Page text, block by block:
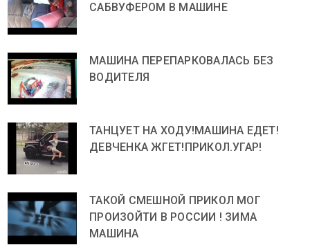
САБВУФЕРОМ В МАШИНЕ
МАШИНА ПЕРЕПАРКОВАЛАСЬ БЕЗ
ВОДИТЕЛЯ
ТАНЦУЕТ НА ХОДУ!МАШИНА ЕДЕТ!
ДЕВЧЕНКА ЖГЕТ!ПРИКОЛ.УГАР!
ТАКОЙ СМЕШНОЙ ПРИКОЛ МОГ
ПРОИЗОЙТИ В РОССИИ ! ЗИМА
МАШИНА